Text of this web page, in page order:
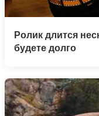
Ролик длится
будете долго